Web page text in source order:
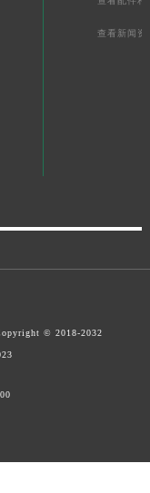
查看新闻资
© 2018-2032